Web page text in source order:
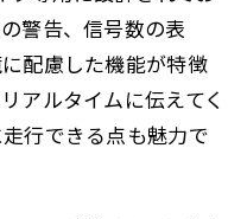
警告、信号数の表
配慮した機能が特徴
アルタイムに伝えてく
行できる点も魅力で